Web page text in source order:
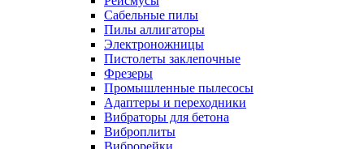
Сабельные пилы
Пилы аллигаторы
Электроножницы
Пистолеты заклепочные
Фрезеры
Промышленные пылесосы
Адаптеры и переходники
Вибраторы для бетона
Виброплиты
Виброрейки